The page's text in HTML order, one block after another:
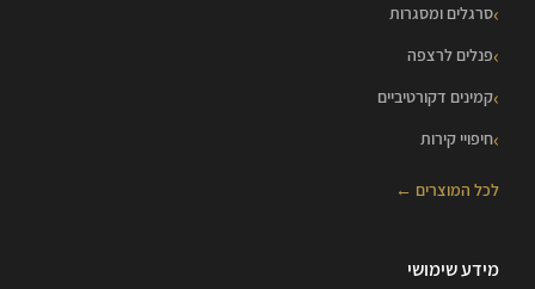
סרגלים ומסגרות
פנלים לרצפה
קמינים דקורטיביים
חיפויי קירות
לכל המוצרים ←
מידע שימושי